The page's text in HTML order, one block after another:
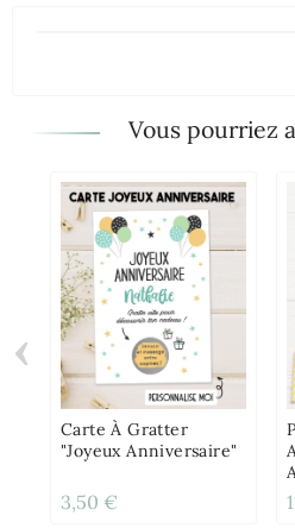
Vous pourriez
Carte À Gratter
"Joyeux Anniversaire"
3,50 €
‹